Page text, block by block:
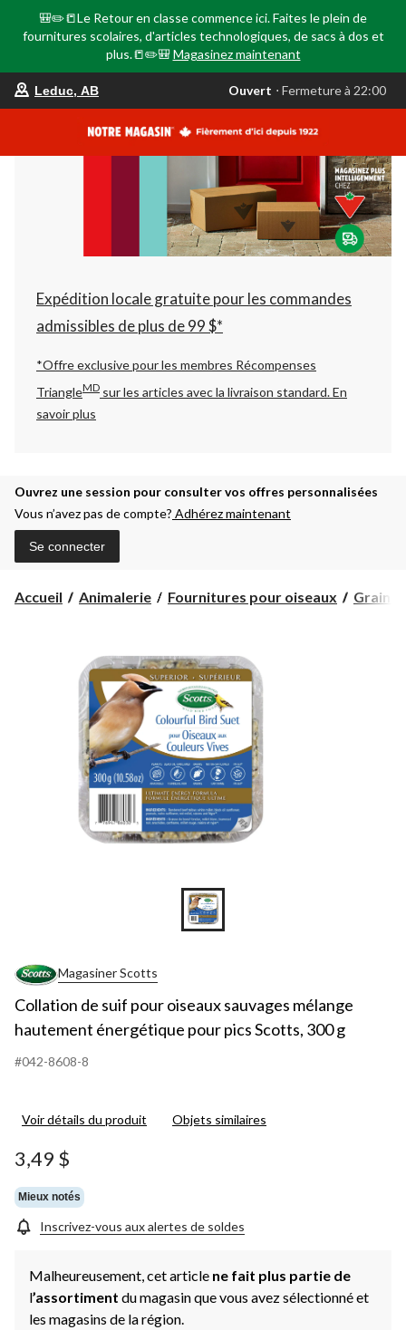
🎒✏️📒Le Retour en classe commence ici. Faites le plein de
fournitures scolaires, d'articles technologiques, de sacs à dos et
plus.📒✏️🎒 Magasinez maintenant
votre
est
AB,
Ouvert,
Fermeture
à
22:00
changer
Leduc, AB Ouvert ⋅ Fermeture à 22:00
Expédition locale gratuite pour les commandes
admissibles de plus de 99 $*
*Offre exclusive pour les membres Récompenses
TriangleMD sur les articles avec la livraison standard.En
savoir plus
Ouvrez une session pour consulter vos offres personnalisées
Vous n’avez pas de compte? Adhérez maintenant
Se connecter
Accueil Animalerie Fournitures pour oiseaux
Magasiner Scotts
Collation de suif pour oiseaux sauvages mélange
hautement énergétique pour pics Scotts, 300 g
#042-8608-8
Voir détails du produit Objets similaires
3,49 $
Mieux notés
Inscrivez-vous aux alertes de soldes
Malheureusement, cet article ne fait plus partie de
l’assortiment du magasin que vous avez sélectionné et
les magasins de la région.